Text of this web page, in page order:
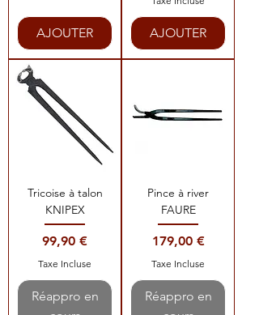
AJOUTER AJOUTER
Tricoise à talon
KNIPEX
Prix
99,90 €
Taxe Incluse
Réappro en
Pince à river
FAURE
Prix
179,00 €
Taxe Incluse
Réappro en